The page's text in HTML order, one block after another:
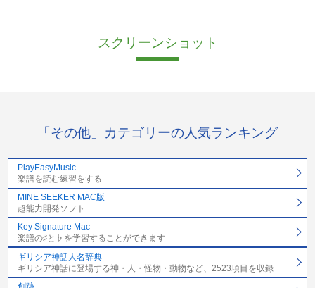
スクリーンショット
「その他」カテゴリーの人気ランキング
PlayEasyMusic
楽譜を読む練習をする
MINE SEEKER MAC版
超能力開発ソフト
Key Signature Mac
楽譜の♯と♭を学習することができます
ギリシア神話人名辞典
ギリシア神話に登場する神・人・怪物・動物など、2523項目を収録